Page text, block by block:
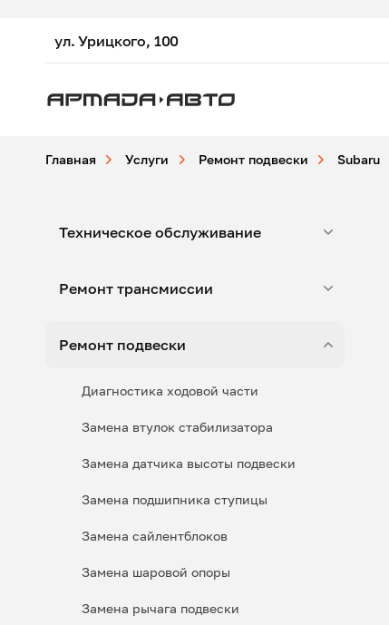
ул. Урицкого, 100
Главная Услуги Ремонт подвески Subaru
Техническое обслуживание
Ремонт трансмиссии
Ремонт подвески
Диагностика ходовой части
Замена втулок стабилизатора
Замена датчика высоты подвески
Замена подшипника ступицы
Замена сайлентблоков
Замена шаровой опоры
Замена рычага подвески